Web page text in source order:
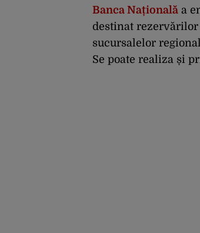
Banca Națională a
destinat
sucursalelor
Se poate realiza și